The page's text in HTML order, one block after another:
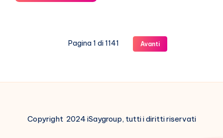
De
(a
Pagina 1 di 1141 Avanti
Copyright 2024 iSaygroup, tutti i diritti riservati